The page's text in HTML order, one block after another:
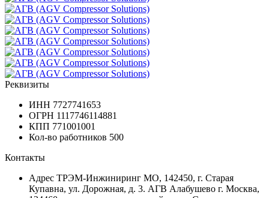
Реквизиты
ИНН 7727741653
ОГРН 1117746114881
КПП 771001001
Кол-во работников 500
Контакты
Адрес ТРЭМ-Инжиниринг МО, 142450, г. Старая
Купавна, ул. Дорожная, д. 3. АГВ Алабушево г. Москва,